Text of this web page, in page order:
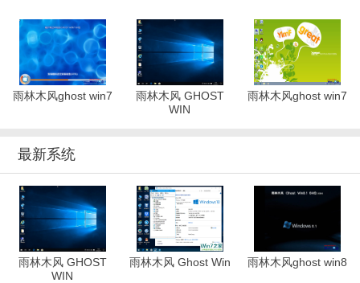
雨林木风ghost win7
雨林木风 GHOST
WIN
雨林木风ghost win7
最新系统
雨林木风 GHOST
WIN
雨林木风 Ghost Win 雨林木风ghost win8